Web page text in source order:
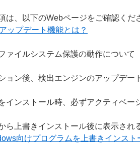
は、以下のWebページをご確認くだ
ップデート機能とは？
ァイルシステム保護の動作について
ョン後、検出エンジンのアップデ
インストール時、必ずアクティベ
ら上書きインストール後に表示され
向けプログラムを上書きインス